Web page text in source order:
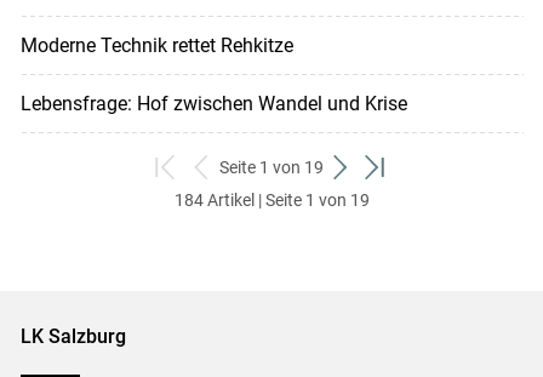
Moderne Technik rettet Rehkitze
Lebensfrage: Hof zwischen Wandel und Krise
zum
ersten
zurück
zum
Seite 1 von 19
weiter
zum
zum
184 Artikel | Seite 1 von 19
LK Salzburg